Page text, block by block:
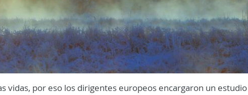
vidas, por eso los dirigentes europeos encargaron un estudio